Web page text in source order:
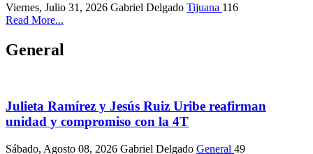
Viernes, Julio 31, 2026 Gabriel Delgado Tijuana 116
Read More...
General
Julieta Ramírez y Jesús Ruiz Uribe reafirman
unidad y compromiso con la 4T
Sábado, Agosto 08, 2026 Gabriel Delgado General 49